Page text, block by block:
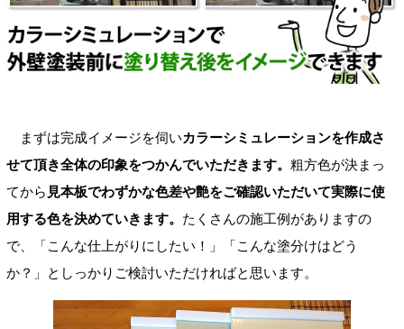
まずは完成イメージを伺いカラーシミュレーションを作成さ
せて頂き全体の印象をつかんでいただきます。 粗方色が決まっ
てから 見本板でわずかな色差や艶をご確認いただいて実際に使
用する色を決めていきます。 たくさんの施工例がありますの
で、「こんな仕上がりにしたい！」「こんな塗分けはどう
か？」としっかりご検討いただければと思います。